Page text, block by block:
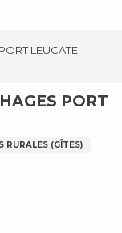
LEUCATE
PORT
RURALES (GÎTES)